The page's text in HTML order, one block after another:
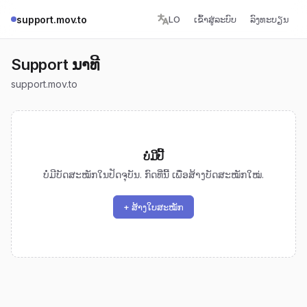
support.mov.to LO ເຂົ້າ​ສູ່​ລະບົບ ລົງທະບຽນ
Support ນາທີ
support.mov.to
ບໍ່ມີ​ປີ້
ບໍ່ມີ​ບັດ​ສະໝັກ​ໃນ​ປັດຈຸບັນ. ກົດ​ທີ່​ນີ້ ເພື່ອ​ສ້າງ​ບັດ​ສະໝັກ​ໃໝ່.
+ ສ້າງ​ໃບ​ສະໝັກ